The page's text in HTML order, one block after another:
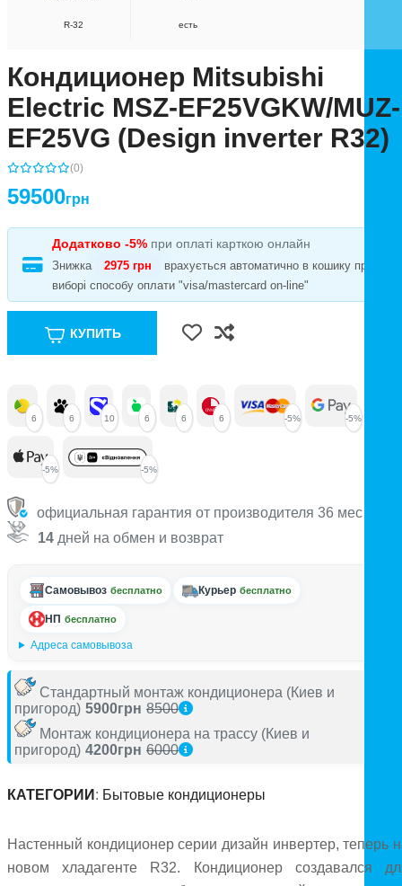
R-32 есть
Кондиционер Mitsubishi
Electric MSZ-EF25VGKW/MUZ-
EF25VG (Design inverter R32)
(0)
59500грн
Додатково -5% при оплаті карткою онлайн
Знижка 2975 грн
врахується автоматично в кошику при
виборі способу оплати "visa/mastercard on-line"
КУПИТЬ
6 6 10 6 6 6 -5% -5%
-5% -5%
официальная гарантия от производителя 36 мес
14 дней на обмен и возврат
Самовывоз бесплатно Курьер бесплатно
НП бесплатно
Адреса самовывоза
Стандартный монтаж кондиционера (Киев и
пригород) 5900грн 8500
Монтаж кондиционера на трассу (Киев и
пригород) 4200грн 6000
КАТЕГОРИИ : Бытовые кондиционеры
Настенный кондиционер серии дизайн инвертер, теперь
новом хладагенте R32. Кондиционер создавался